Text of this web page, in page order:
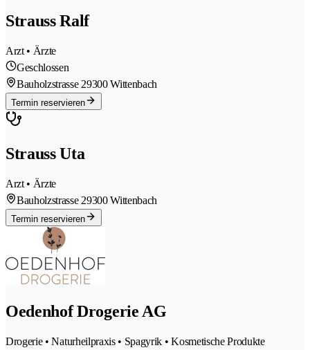
Strauss Ralf
Arzt • Ärzte
Geschlossen
Bauholzstrasse 29300 Wittenbach
Termin reservieren
Strauss Uta
Arzt • Ärzte
Bauholzstrasse 29300 Wittenbach
Termin reservieren
Oedenhof Drogerie AG
Drogerie • Naturheilpraxis • Spagyrik • Kosmetische Produkte